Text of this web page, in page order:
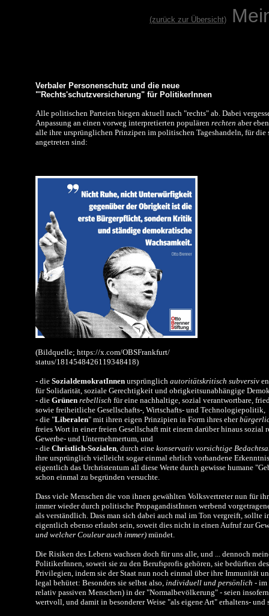
(zurück zur Übersicht)
Verbaler Personenschutz und die neue
"'Rechts'schutzversicherung" für PolitikerInnen
Alle politischen Parteien biegen aktuell nach "rechts" ab. Dabei
Anpassung an einen vorweg interpretierten populären rechten aber
alle ihre ursprünglichen Prinzipen im politischen Tageshandeln, für
angetreten sind:
(Bildquelle; https://x.com/OBSFrankfurt/
status/1814548426119348418)
- die SozialdemokratInnen ursprünglich autoritätskritisch subversiv
für Solidarität, soziale Gerechtigkeit und obrigkeitsunabhängige
- die Grünen rebellisch für eine nachhaltige, sozial verantwortbare,
sowie freiheitliche Gesellschafts-, Wirtschafts- und Technologiepolitik,
- die "Liberalen" mit ihren eigen Prinzipien in Form ihres eher
freies Wort in einer freien Gesellschaft mit einem darüber hinaus sozial
Gewerbe- und Unternehmertum, und
- die Christlich-Sozialen, durch eine konservativ vorsichtige
ihre ursprünglich vielleicht sogar einmal ehrlich vorhandene
eigentlich das Urchristentum all diese Werte durch gewisse humane
schon einmal zu begründen versuchte.
Dass viele Menschen die von ihnen gewählten Volksvertreter nun für
immer wieder durch politische PropagandistInnen werbend
als verständlich. Dass man sich dabei auch mal im Ton vergreift, sollte
eigentlich ebenso erlaubt sein, soweit dies nicht in einen Aufruf zur
und welcher Couleur auch immer) mündet.
Die Risiken des Lebens wachsen doch für uns alle, und ... dennoch
PolitikerInnen, soweit sie zu den Berufsprofis gehören, sie bedürften
Privilegien, indem sie der Staat nun noch einmal über ihre Immunität
legal behütet: Besonders sie selbst also, individuell und persönlich - im
relativ passiven Menschen) in der "Normalbevölkerung" - seien
wertvoll, und damit in besonderer Weise "als eigene Art" erhaltens- und